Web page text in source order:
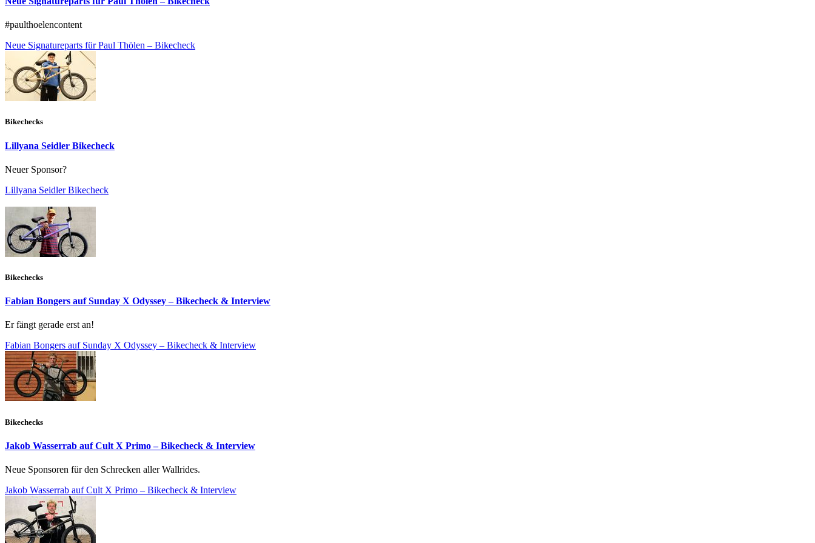
#paulthoelencontent
Neue Signatureparts für Paul Thölen – Bikecheck
Bikechecks
Lillyana Seidler Bikecheck
Neuer Sponsor?
Lillyana Seidler Bikecheck
Bikechecks
Fabian Bongers auf Sunday X Odyssey – Bikecheck & Interview
Er fängt gerade erst an!
Fabian Bongers auf Sunday X Odyssey – Bikecheck & Interview
Bikechecks
Jakob Wasserrab auf Cult X Primo – Bikecheck & Interview
Neue Sponsoren für den Schrecken aller Wallrides.
Jakob Wasserrab auf Cult X Primo – Bikecheck & Interview